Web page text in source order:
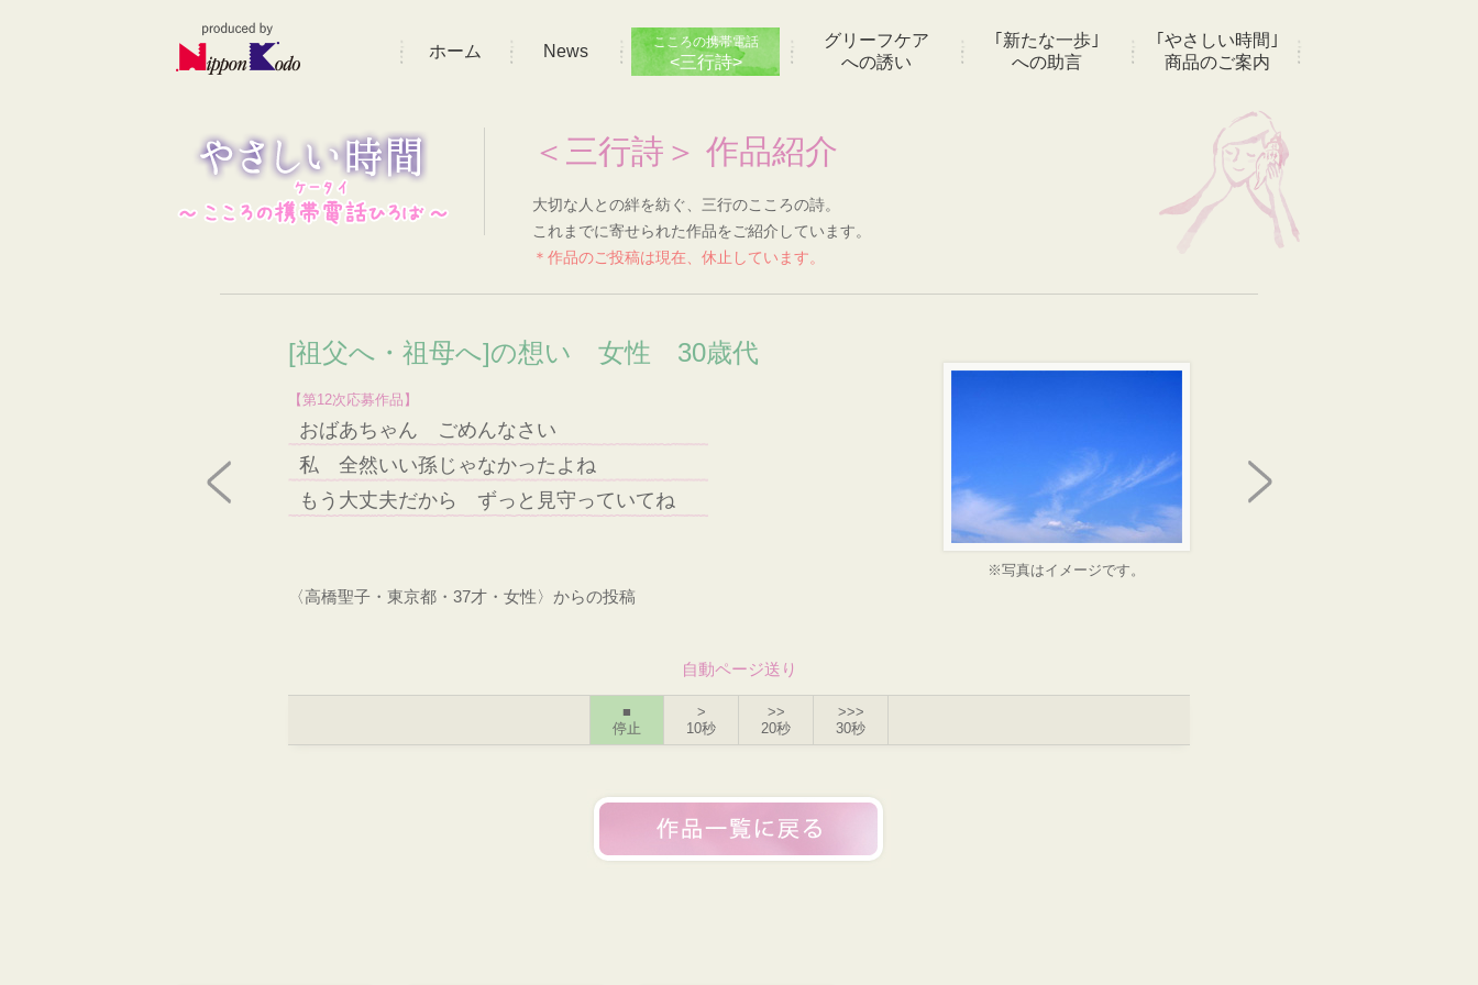
ホーム News こころの携帯電話
<三行詩>
グリーフケア
への誘い
｢新たな一歩｣
への助言
｢やさしい時間｣
商品のご案内
＜三行詩＞ 作品紹介
大切な人との絆を紡ぐ、三行のこころの詩。
これまでに寄せられた作品をご紹介しています。
＊作品のご投稿は現在、休止しています。
[祖父へ・祖母へ]の想い 女性 30歳代
【第12次応募作品】
おばあちゃん ごめんなさい
私 全然いい孫じゃなかったよね
もう大丈夫だから ずっと見守っていてね
※写真はイメージです。
〈高橋聖子・東京都・37才・女性〉からの投稿
自動ページ送り
■
停止
>
10秒
>>
20秒
>>>
30秒